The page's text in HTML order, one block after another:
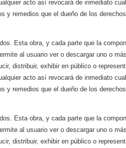
acto así revocará de inmediato
y remedios que el dueño de los
Esta obra, y cada parte que la
al usuario ver o descargar uno o
distribuir, exhibir en público o
acto así revocará de inmediato
y remedios que el dueño de los
Esta obra, y cada parte que la
al usuario ver o descargar uno o
distribuir, exhibir en público o